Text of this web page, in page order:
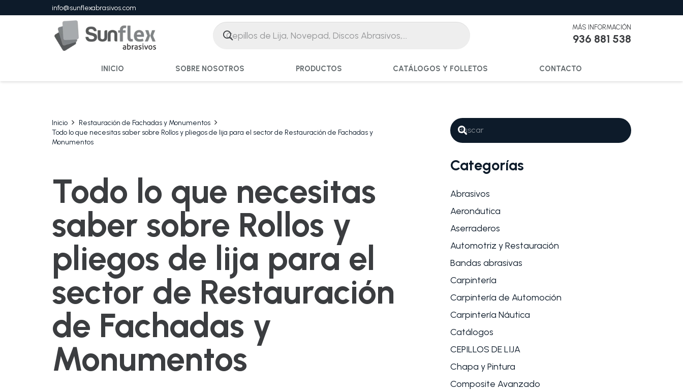
info@sunflexabrasivos.com
MÁS INFORMACIÓN
936 881 538
INICIO SOBRE NOSOTROS PRODUCTOS CATÁLOGOS Y FOLLETOS CONTACTO
Inicio
Restauración de Fachadas y Monumentos
Todo lo que necesitas saber sobre Rollos y pliegos de lija para el sector de Restauración de Fachadas y
Monumentos
Todo lo que necesitas
saber sobre Rollos y
pliegos de lija para el
sector de Restauración
de Fachadas y
Monumentos
Categorías
Abrasivos
Aeronáutica
Aserraderos
Automotriz y Restauración
Bandas abrasivas
Carpintería
Carpintería de Automoción
Carpintería Náutica
Catálogos
CEPILLOS DE LIJA
Chapa y Pintura
Composite Avanzado